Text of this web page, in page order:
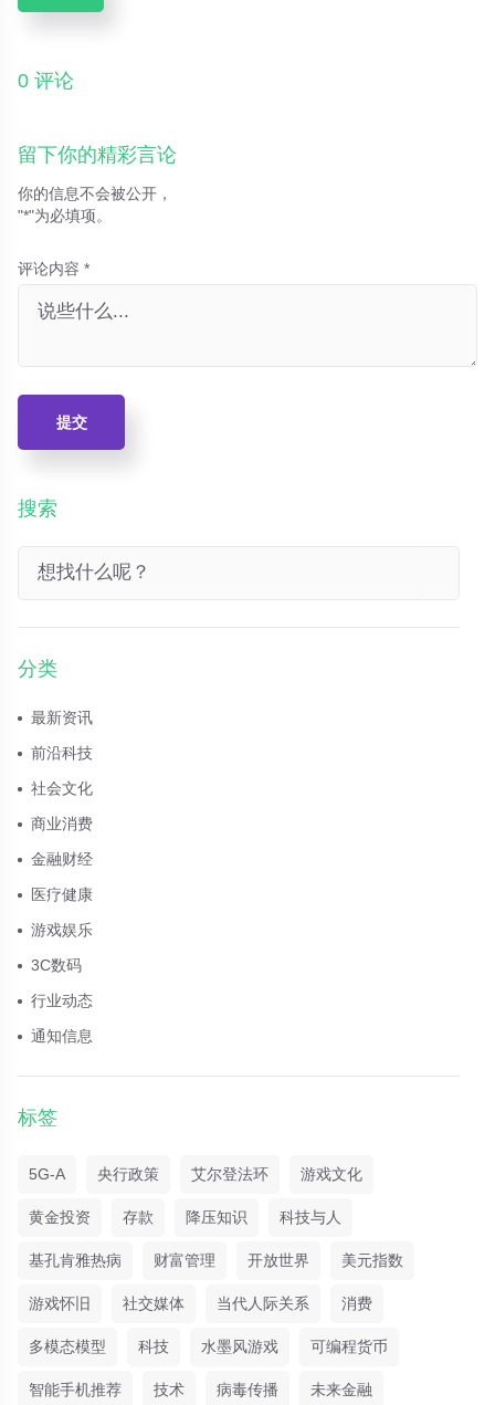
实关怀，一种新型的社会文化现象正在形成——情感表达的数字化
0 评论
留下你的精彩言论
你的信息不会被公开，
"*"为必填项。
评论内容 *
提交
搜索
分类
最新资讯
前沿科技
社会文化
商业消费
金融财经
医疗健康
游戏娱乐
3C数码
行业动态
通知信息
标签
5G-A 央行政策 艾尔登法环 游戏文化
黄金投资 存款 降压知识 科技与人
基孔肯雅热病 财富管理 开放世界 美元指数
游戏怀旧 社交媒体 当代人际关系 消费
多模态模型 科技 水墨风游戏 可编程货币
智能手机推荐 技术 病毒传播 未来金融